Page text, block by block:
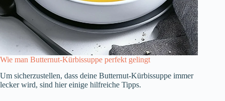
Wie man Butternut-Kürbissuppe perfekt gelingt
Um sicherzustellen, dass deine Butternut-Kürbissuppe immer
lecker wird, sind hier einige hilfreiche Tipps.